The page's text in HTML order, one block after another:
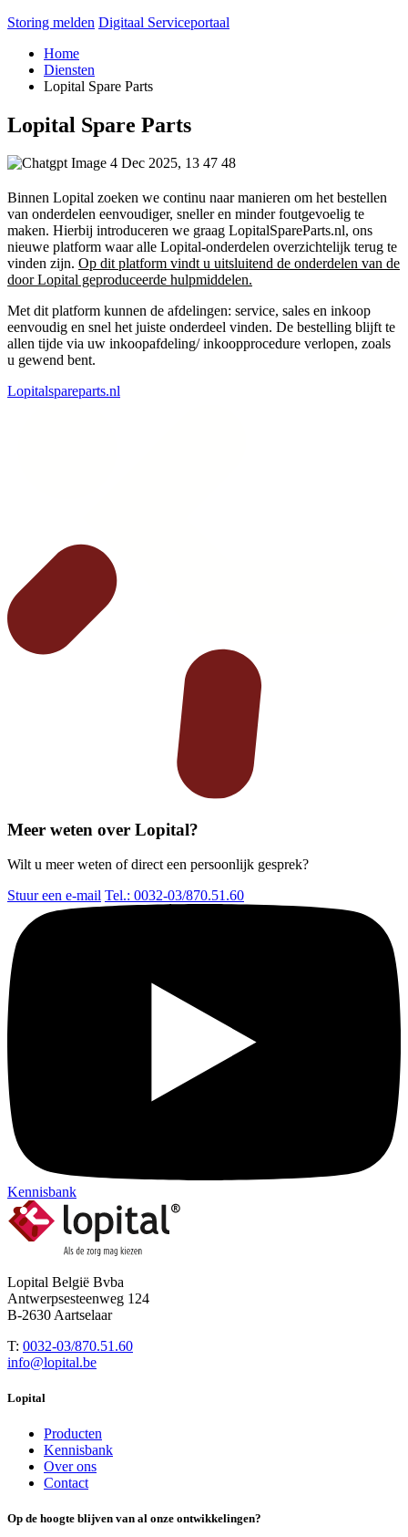
Storing melden Digitaal Serviceportaal
Home
Diensten
Lopital Spare Parts
Lopital Spare Parts
Binnen Lopital zoeken we continu naar manieren om het bestellen
van onderdelen eenvoudiger, sneller en minder foutgevoelig te
maken. Hierbij introduceren we graag LopitalSpareParts.nl, ons
nieuwe platform waar alle Lopital-onderdelen overzichtelijk terug te
vinden zijn. Op dit platform vindt u uitsluitend de onderdelen van de
door Lopital geproduceerde hulpmiddelen.
Met dit platform kunnen de afdelingen: service, sales en inkoop
eenvoudig en snel het juiste onderdeel vinden. De bestelling blijft te
allen tijde via uw inkoopafdeling/ inkoopprocedure verlopen, zoals
u gewend bent.
Lopitalspareparts.nl
Meer weten over Lopital?
Wilt u meer weten of direct een persoonlijk gesprek?
Stuur een e-mail Tel.: 0032-03/870.51.60
Kennisbank
Lopital België Bvba
Antwerpsesteenweg 124
B-2630 Aartselaar
T: 0032-03/870.51.60
info@lopital.be
Lopital
Producten
Kennisbank
Over ons
Contact
Op de hoogte blijven van al onze ontwikkelingen?